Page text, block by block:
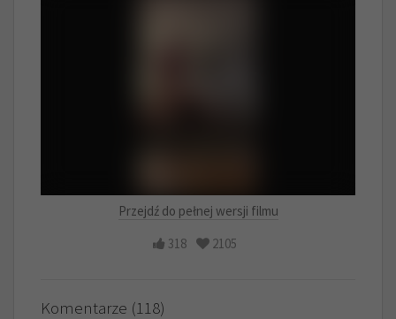
Przejdź do pełnej wersji filmu
318
2105
Komentarze (118)